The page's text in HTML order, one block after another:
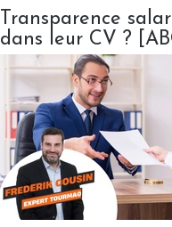
Transparence
dans leur CV ?